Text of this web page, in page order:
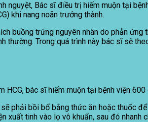
nguyệt, Bác sĩ điều trị hiếm muộn tại
khi nang noãn trưởng thành.
buồng trứng nguyên nhân do phản
thường. Trong quá trình này bác sĩ sẽ
bác sĩ hiếm muộn tại bệnh viện
phải bồi bổ bằng thức ăn hoặc thuốc
xuất tinh vào lọ vô khuẩn, sau đó